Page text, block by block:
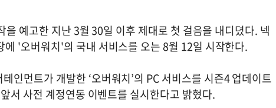
예고한 지난 3월 30일 이후 제대로 첫 걸음을 내디뎠다. 넥
'오버워치'의 국내 서비스를 오는 8월 12일 시작한다.
인먼트가 개발한 ‘오버워치’의 PC 서비스를 시즌4 업데이트
서 사전 계정연동 이벤트를 실시한다고 밝혔다.